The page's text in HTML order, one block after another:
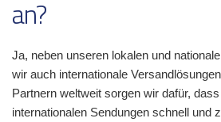
an?
Ja, neben unseren lokalen und
wir auch internationale
Partnern weltweit sorgen wir dafür,
internationalen Sendungen schnell und